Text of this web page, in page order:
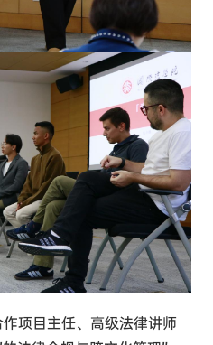
作项目主任、 高级法律讲师